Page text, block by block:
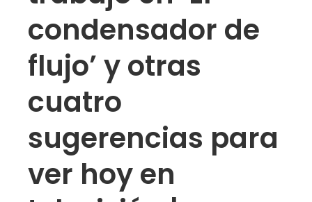
condensador de
flujo’ y otras
cuatro
sugerencias para
ver hoy en